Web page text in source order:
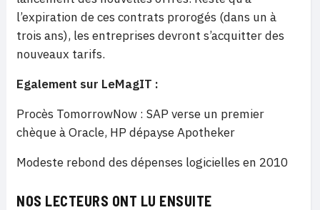
l’expiration de ces contrats prorogés (dans un à
trois ans), les entreprises devront s’acquitter des
nouveaux tarifs.
Egalement sur LeMagIT :
Procès TomorrowNow : SAP verse un premier
chèque à Oracle, HP dépayse Apotheker
Modeste rebond des dépenses logicielles en 2010
NOS LECTEURS ONT LU ENSUITE